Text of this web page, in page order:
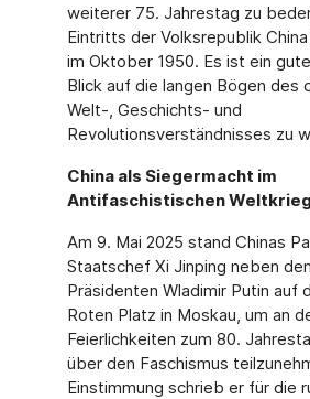
weiterer 75. Jahrestag zu
Eintritts der Volksrepublik
im Oktober 1950. Es ist ein
Blick auf die langen Bögen des
Welt-, Geschichts- und
Revolutionsverständnisses zu
China als Siegermacht im
Antifaschistischen Weltkrieg
Am 9. Mai 2025 stand Chinas
Staatschef Xi Jinping neben
Präsidenten Wladimir Putin auf
Roten Platz in Moskau, um an
Feierlichkeiten zum 80.
über den Faschismus
Einstimmung schrieb er für die